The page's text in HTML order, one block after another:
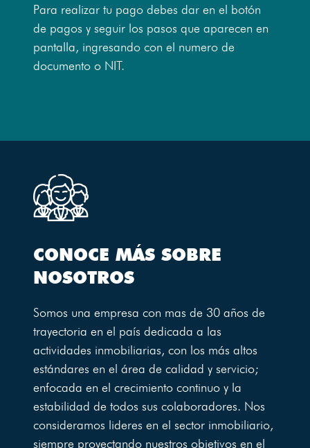
Para realizar tu pago debes dar en el botón
de pagos y seguir los pasos que aparecen en
pantalla, ingresando con el numero de
documento o NIT.
CONOCE MÁS SOBRE
NOSOTROS
Somos una empresa con mas de 30 años de
trayectoria en el país dedicada a las
actividades inmobiliarias, con los más altos
estándares en el área de calidad y servicio;
enfocada en el crecimiento continuo y la
estabilidad de todos sus colaboradores. Nos
consideramos lideres en el sector inmobiliario,
siempre proyectando nuestros objetivos en el